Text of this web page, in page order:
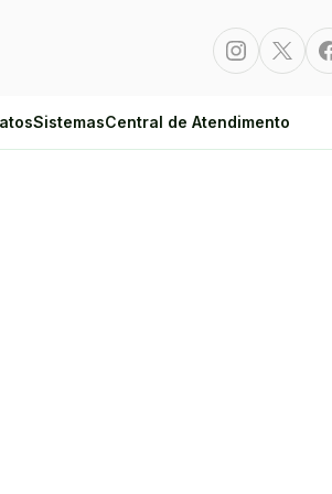
Instagram
SistemasCentral de Atendimento